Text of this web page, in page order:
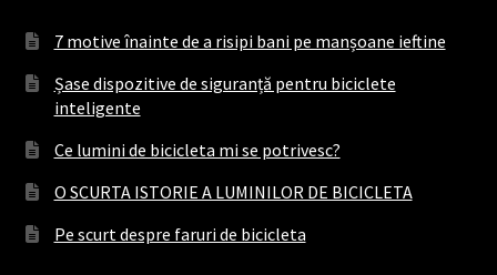
7 motive înainte de a risipi bani pe manșoane ieftine
Șase dispozitive de siguranță pentru biciclete
inteligente
Ce lumini de bicicleta mi se potrivesc?
O SCURTA ISTORIE A LUMINILOR DE BICICLETA
Pe scurt despre faruri de bicicleta